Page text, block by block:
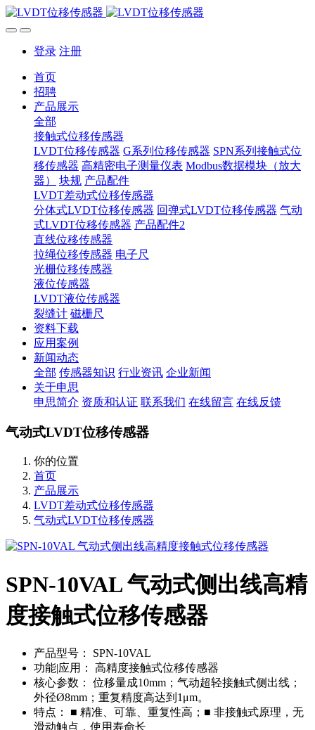
登录 注册
首页
招聘
产品展示
全部
接触式位移传感器
LVDT位移传感器 G系列位移传感器 SPN系列接触式位
移传感器 高精密电子测量仪表 Modbus数据模块（放大
器）
块规 产品配件
LVDT差动式位移传感器
分体式LVDT位移传感器 回弹式LVDT位移传感器 气动
式LVDT位移传感器 产品配件2
直线位移传感器
拉绳位移传感器 电子尺
光栅位移传感器
液位传感器
LVDT液位传感器
裂缝计 磁栅尺
资料下载
应用案例
新闻动态
全部 传感器知识 行业资讯 企业新闻
关于申思
申思简介 资质和认证 联系我们 在线留言 在线反馈
气动式LVDT位移传感器
你的位置
首页
产品展示
LVDT差动式位移传感器
气动式LVDT位移传感器
SPN-10VAL 气动式侧出线高精
度接触式位移传感器
产品型号：
SPN-10VAL
功能|应用：
高精度接触式位移传感器
核心参数：
位移量成10mm；气动超轻接触式侧出线；
外径Ø8mm；重复精度高达到1μm。
特点：
■ 精准、可靠、重复性高；■ 非接触式原理，无
滑动触点，使用寿命长